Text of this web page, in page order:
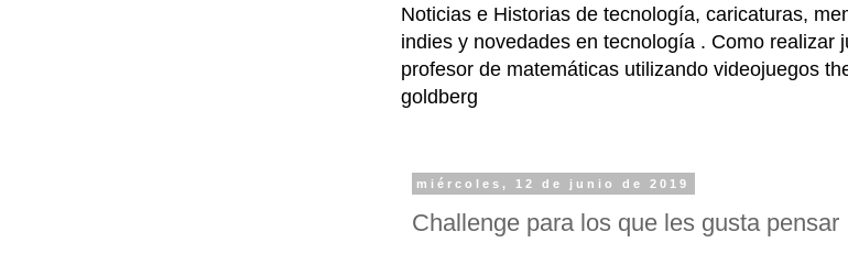
Noticias e Historias de tecnología, caricaturas,
indies y novedades en tecnología . Como realizar
profesor de matemáticas utilizando videojuegos
goldberg
miércoles, 12 de junio de 2019
Challenge para los que les gusta pensar